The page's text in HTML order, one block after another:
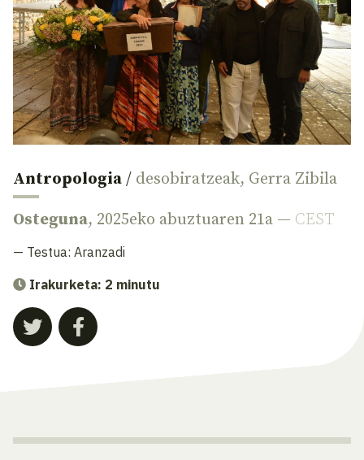
Antropologia / desobiratzeak, Gerra Zibila
Osteguna, 2025eko abuztuaren 21a — CEST
— Testua: Aranzadi
Irakurketa: 2 minutu